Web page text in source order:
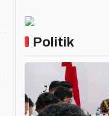
Politik